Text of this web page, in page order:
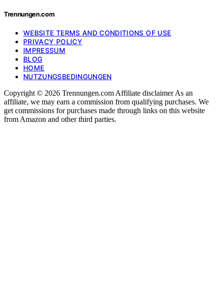
Trennungen.com
WEBSITE TERMS AND CONDITIONS OF USE
PRIVACY POLICY
IMPRESSUM
BLOG
HOME
NUTZUNGSBEDINGUNGEN
Copyright © 2026 Trennungen.com Affiliate disclaimer As an
affiliate, we may earn a commission from qualifying purchases. We
get commissions for purchases made through links on this website
from Amazon and other third parties.